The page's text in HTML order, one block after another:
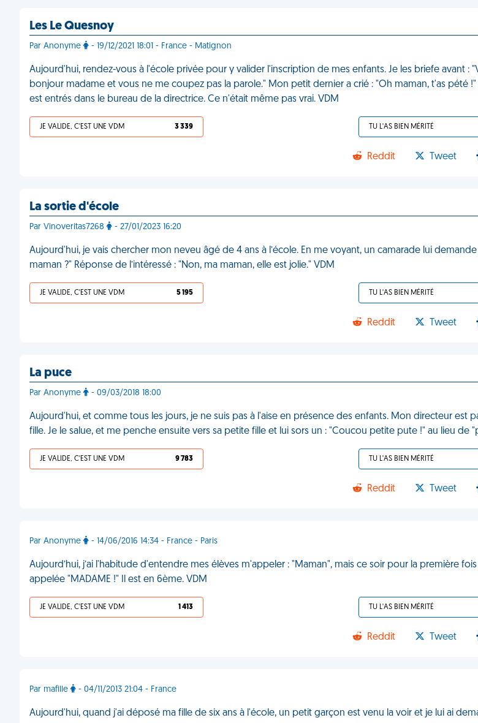
Les Le Quesnoy
Par Anonyme - 19/12/2021 18:01 - France - Matignon
Aujourd'hui, rendez-vous à l'école privée pour y valider l'inscription de mes enfants. Je les briefe avant :
bonjour madame et vous ne me coupez pas la parole." Mon petit dernier a crié : "Oh maman, t'as pété
est entrés dans le bureau de la directrice. Ce n'était même pas vrai. VDM
JE VALIDE, C'EST UNE VDM 3 339 TU L'AS BIEN MÉRITÉ
Reddit Tweet
La sortie d'école
Par Vinoveritas7268 - 27/01/2023 16:20
Aujourd'hui, je vais chercher mon neveu âgé de 4 ans à l’école. En me voyant, un camarade lui demande
maman ?" Réponse de l’intéressé : "Non, ma maman, elle est jolie." VDM
JE VALIDE, C'EST UNE VDM 5 195 TU L'AS BIEN MÉRITÉ
Reddit Tweet
La puce
Par Anonyme - 09/03/2018 18:00
Aujourd'hui, et comme tous les jours, je ne suis pas à l'aise en présence des enfants. Mon directeur est
fille. Je le salue, et me penche ensuite vers sa petite fille et lui sors un : "Coucou petite pute !" au lieu de
JE VALIDE, C'EST UNE VDM 9 783 TU L'AS BIEN MÉRITÉ
Reddit Tweet
Par Anonyme - 14/06/2016 14:34 - France - Paris
Aujourd’hui, j’ai l'habitude d'entendre mes élèves m'appeler : "Maman", mais ce soir pour la première
appelée "MADAME !" Il est en 6ème. VDM
JE VALIDE, C'EST UNE VDM 1 413 TU L'AS BIEN MÉRITÉ
Reddit Tweet
Par mafille - 04/11/2013 21:04 - France
Aujourd'hui, quand j'ai déposé ma fille de six ans à l'école, un petit garçon est venu la voir et je lui ai